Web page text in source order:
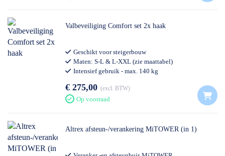
Valbeveiliging Comfort set 2x haak
Geschikt voor steigerbouw
Maten: S-L & L-XXL (zie maattabel)
Intensief gebruik - max. 140 kg
€ 275,00 excl. BTW
Op voorraad
Altrex afsteun-/verankering MiTOWER (in 1)